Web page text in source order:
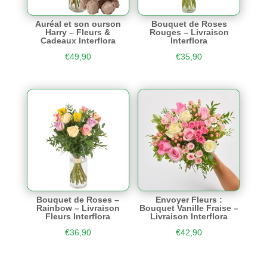
Auréal et son ourson
Harry – Fleurs &
Cadeaux Interflora
€49,90
Bouquet de Roses
Rouges – Livraison
Interflora
€35,90
Bouquet de Roses –
Rainbow – Livraison
Fleurs Interflora
€36,90
Envoyer Fleurs :
Bouquet Vanille Fraise –
Livraison Interflora
€42,90